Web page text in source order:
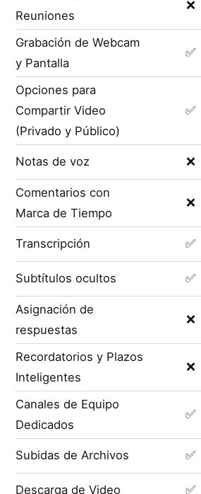
Reuniones
❌
Grabación de Webcam
y Pantalla
✅
Opciones para
Compartir Video
(Privado y Público)
✅
Notas de voz ❌
Comentarios con
Marca de Tiempo
❌
Transcripción ✅
Subtítulos ocultos ✅
Asignación de
respuestas
❌
Recordatorios y Plazos
Inteligentes
❌
Canales de Equipo
Dedicados
✅
Subidas de Archivos ✅
Descarga de Video ✅